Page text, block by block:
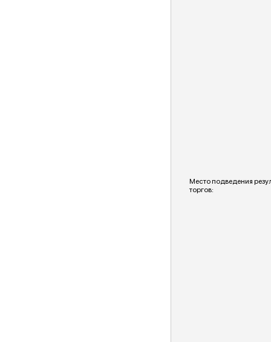
Место подведения
торгов: